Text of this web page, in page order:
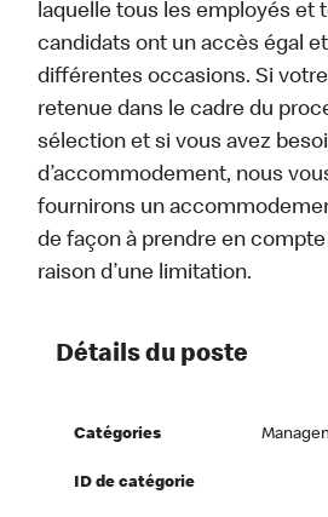
laquelle tous les employés et
candidats ont un accès égal
différentes occasions. Si
retenue dans le cadre du
sélection et si vous avez
d’accommodement, nous
fournirons un
de façon à prendre en
raison d’une limitation.
Détails du poste
Catégories
ID de catégorie